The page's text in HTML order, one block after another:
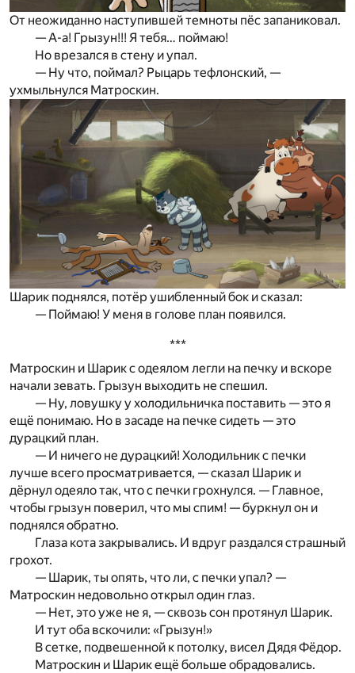
От неожиданно наступившей темноты пёс запаниковал.
— А-а! Грызун!!! Я тебя… поймаю!
Но врезался в стену и упал.
— Ну что, поймал? Рыцарь тефлонский, —
ухмыльнулся Матроскин.
Шарик поднялся, потёр ушибленный бок и сказал:
— Поймаю! У меня в голове план появился.
***
Матроскин и Шарик с одеялом легли на печку и вскоре
начали зевать. Грызун выходить не спешил.
— Ну, ловушку у холодильничка поставить — это я
ещё понимаю. Но в засаде на печке сидеть — это
дурацкий план.
— И ничего не дурацкий! Холодильник с печки
лучше всего просматривается, — сказал Шарик и
дёрнул одеяло так, что с печки грохнулся. — Главное,
чтобы грызун поверил, что мы спим! — буркнул он и
поднялся обратно.
Глаза кота закрывались. И вдруг раздался страшный
грохот.
— Шарик, ты опять, что ли, с печки упал? —
Матроскин недовольно открыл один глаз.
— Нет, это уже не я, — сквозь сон протянул Шарик.
И тут оба вскочили: «Грызун!»
В сетке, подвешенной к потолку, висел Дядя Фёдор.
Матроскин и Шарик ещё больше обрадовались.